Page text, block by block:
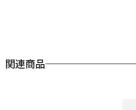
関連商品